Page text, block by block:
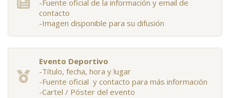
-Fuente oficial de la información y email de
contacto
-Imagen disponible para su difusión
Evento Deportivo
-Título, fecha, hora y lugar
-Fuente oficial y contacto para más información
-Cartel / Póster del evento